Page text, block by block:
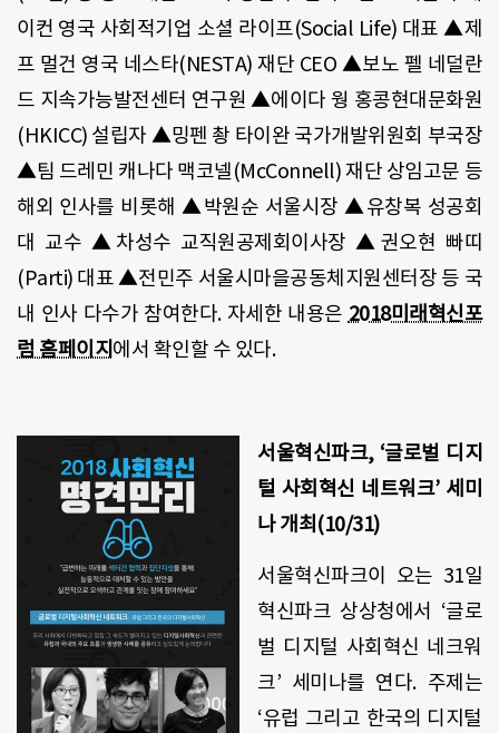
이컨 영국 사회적기업 소셜 라이프(Social Life) 대표 ▲제
프 멀건 영국 네스타(NESTA) 재단 CEO ▲보노 펠 네덜란
드 지속가능발전센터 연구원 ▲에이다 웡 홍콩현대문화원
(HKICC) 설립자 ▲밍펜 촹 타이완 국가개발위원회 부국장
▲팀 드레민 캐나다 맥코넬(McConnell) 재단 상임고문 등
해외 인사를 비롯해 ▲박원순 서울시장 ▲유창복 성공회
대 교수 ▲차성수 교직원공제회이사장 ▲권오현 빠띠
(Parti) 대표 ▲전민주 서울시마을공동체지원센터장 등 국
내 인사 다수가 참여한다. 자세한 내용은 2018미래혁신포
럼 홈페이지에서 확인할 수 있다.
서울혁신파크, ‘글로벌 디지
털 사회혁신 네트워크’ 세미
나 개최(10/31)
서울혁신파크이 오는 31일
혁신파크 상상청에서 ‘글로
벌 디지털 사회혁신 네크워
크’ 세미나를 연다. 주제는
‘유럽 그리고 한국의 디지털